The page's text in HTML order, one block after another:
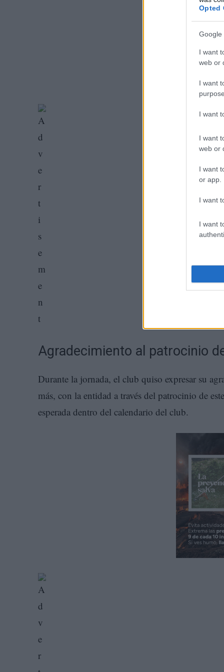
Opted
Google
I want
web or
I want
I want
I want
web or
I want
or app.
I want
I want
Agradecimiento al patrocinio
Durante la jornada, el club quiso expresar su
más, con la entidad a través del patrocinio de
esperada dentro del calendario del club.